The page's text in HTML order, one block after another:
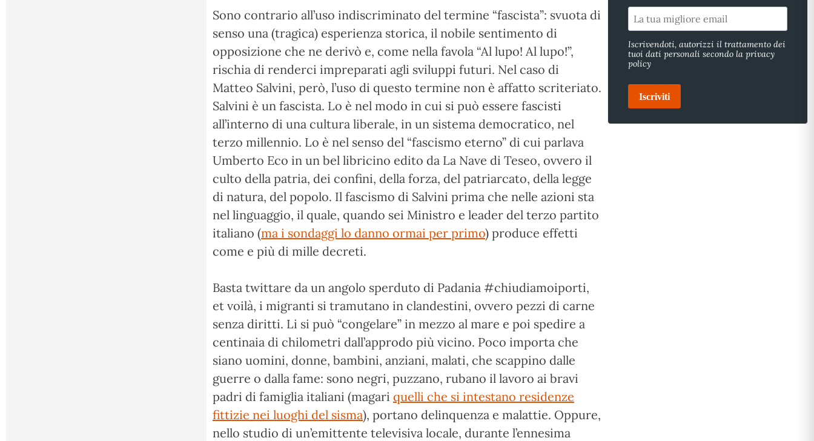
Sono contrario all’uso indiscriminato del termine “fascista”: svuota di
senso una (tragica) esperienza storica, il nobile sentimento di
opposizione che ne derivò e, come nella favola “Al lupo! Al lupo!”,
rischia di renderci impreparati agli sviluppi futuri. Nel caso di
Matteo Salvini, però, l’uso di questo termine non è affatto scriteriato.
Salvini è un fascista. Lo è nel modo in cui si può essere fascisti
all’interno di una cultura liberale, in un sistema democratico, nel
terzo millennio. Lo è nel senso del “fascismo eterno” di cui parlava
Umberto Eco in un bel libricino edito da La Nave di Teseo, ovvero il
culto della patria, dei confini, della forza, del patriarcato, della legge
di natura, del popolo. Il fascismo di Salvini prima che nelle azioni sta
nel linguaggio, il quale, quando sei Ministro e leader del terzo partito
italiano (ma i sondaggi lo danno ormai per primo) produce effetti
come e più di mille decreti.
Basta twittare da un angolo sperduto di Padania #chiudiamoiporti,
et voilà, i migranti si tramutano in clandestini, ovvero pezzi di carne
senza diritti. Li si può “congelare” in mezzo al mare e poi spedire a
centinaia di chilometri dall’approdo più vicino. Poco importa che
siano uomini, donne, bambini, anziani, malati, che scappino dalle
guerre o dalla fame: sono negri, puzzano, rubano il lavoro ai bravi
padri di famiglia italiani (magari quelli che si intestano residenze
fittizie nei luoghi del sisma), portano delinquenza e malattie. Oppure,
nello studio di un’emittente televisiva locale, durante l’ennesima
Iscrivendoti, autorizzi il trattamento dei
tuoi dati personali secondo la privacy
policy
Iscriviti